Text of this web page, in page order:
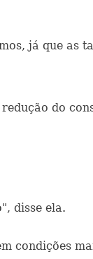
já que as
do
disse ela.
condições